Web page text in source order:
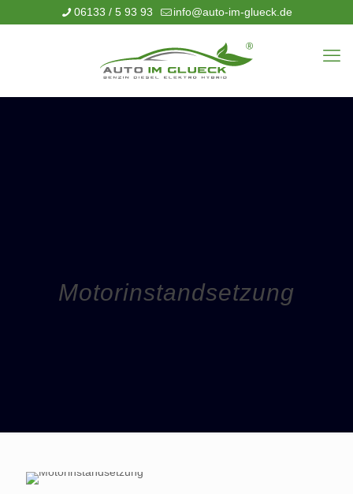
06133 / 5 93 93 info@auto-im-glueck.de
Motorinstandsetzung